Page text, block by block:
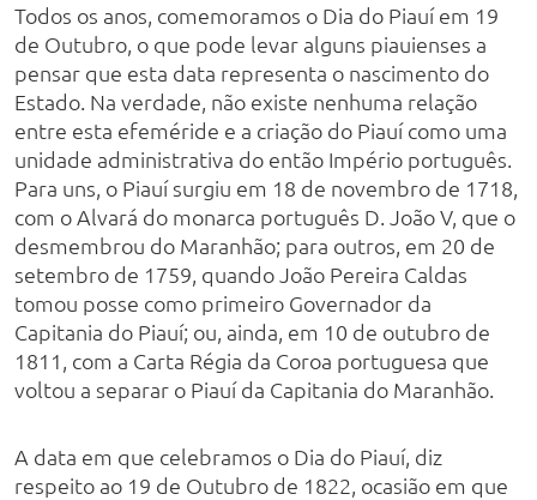
Todos os anos, comemoramos o Dia do Piauí em 19
de Outubro, o que pode levar alguns piauienses a
pensar que esta data representa o nascimento do
Estado. Na verdade, não existe nenhuma relação
entre esta efeméride e a criação do Piauí como uma
unidade administrativa do então Império português.
Para uns, o Piauí surgiu em 18 de novembro de 1718,
com o Alvará do monarca português D. João V, que o
desmembrou do Maranhão; para outros, em 20 de
setembro de 1759, quando João Pereira Caldas
tomou posse como primeiro Governador da
Capitania do Piauí; ou, ainda, em 10 de outubro de
1811, com a Carta Régia da Coroa portuguesa que
voltou a separar o Piauí da Capitania do Maranhão.
A data em que celebramos o Dia do Piauí, diz
respeito ao 19 de Outubro de 1822, ocasião em que